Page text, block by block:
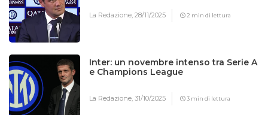
La Redazione,28/11/2025 2 min di lettura
Inter: un novembre intenso tra Serie A
e Champions League
La Redazione,31/10/2025 3 min di lettura